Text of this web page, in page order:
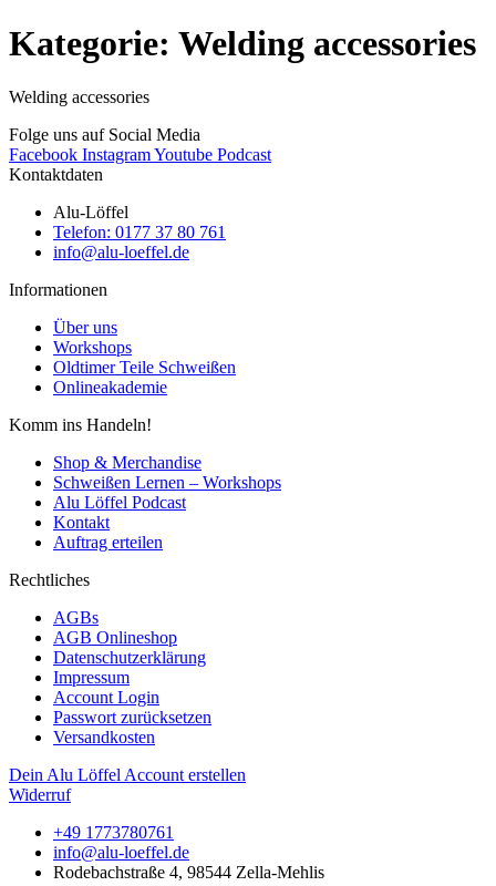
Kategorie: Welding accessories
Welding accessories
Folge uns auf Social Media
Facebook InstagramYoutube Podcast
Kontaktdaten
Alu-Löffel
Telefon: 0177 37 80 761
info@alu-loeffel.de
Informationen
Über uns
Workshops
Oldtimer Teile Schweißen
Onlineakademie
Komm ins Handeln!
Shop & Merchandise
Schweißen Lernen – Workshops
Alu Löffel Podcast
Kontakt
Auftrag erteilen
Rechtliches
AGBs
AGB Onlineshop
Datenschutzerklärung
Impressum
Account Login
Passwort zurücksetzen
Versandkosten
Dein Alu Löffel Account erstellen
Widerruf
+49 1773780761
info@alu-loeffel.de
Rodebachstraße 4, 98544 Zella-Mehlis